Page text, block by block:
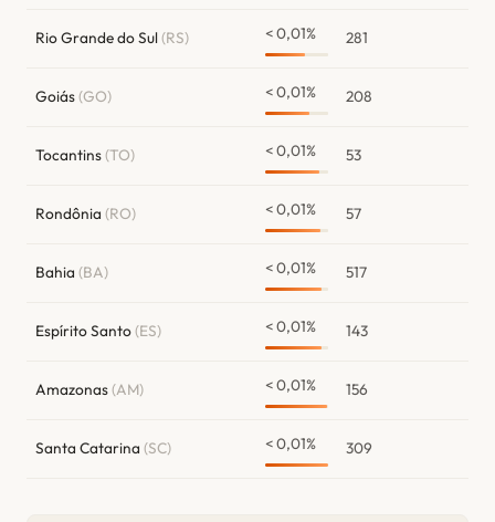
Rio Grande do Sul(RS) < 0,01% 281
Goiás(GO) < 0,01% 208
Tocantins(TO) < 0,01% 53
Rondônia (RO) < 0,01% 57
Bahia (BA) < 0,01% 517
Espírito Santo(ES) < 0,01% 143
Amazonas(AM) < 0,01% 156
Santa Catarina (SC) < 0,01% 309